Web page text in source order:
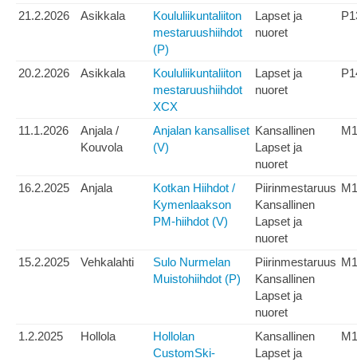
21.2.2026 Asikkala
Koululiikuntaliiton
mestaruushiihdot
(P)
Lapset ja
nuoret
20.2.2026 Asikkala
Koululiikuntaliiton
mestaruushiihdot
XCX
Lapset ja
nuoret
11.1.2026
Anjala /
Kouvola
Anjalan kansalliset
(V)
Kansallinen
Lapset ja
nuoret
16.2.2025 Anjala
Kotkan Hiihdot /
Kymenlaakson
PM-hiihdot (V)
Piirinmestaruus
Kansallinen
Lapset ja
nuoret
15.2.2025 Vehkalahti
Sulo Nurmelan
Muistohiihdot (P)
Piirinmestaruus
Kansallinen
Lapset ja
nuoret
1.2.2025 Hollola
Hollolan
CustomSki-
Kansallinen
Lapset ja